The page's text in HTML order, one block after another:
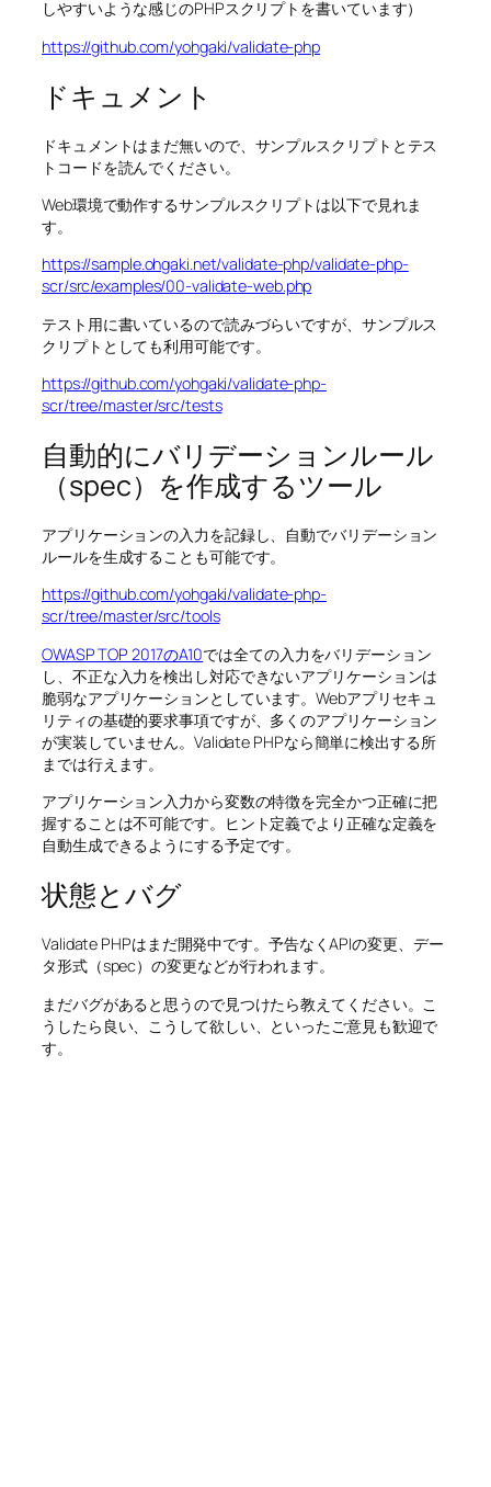
しやすいような感じのPHPスクリプトを書いています）
https://github.com/yohgaki/validate-php
ドキュメント
ドキュメントはまだ無いので、サンプルスクリプトとテス
トコードを読んでください。
Web環境で動作するサンプルスクリプトは以下で見れま
す。
https://sample.ohgaki.net/validate-php/validate-php-
scr/src/examples/00-validate-web.php
テスト用に書いているので読みづらいですが、サンプルス
クリプトとしても利用可能です。
https://github.com/yohgaki/validate-php-
scr/tree/master/src/tests
自動的にバリデーションルール
（spec）を作成するツール
アプリケーションの入力を記録し、自動でバリデーション
ルールを生成することも可能です。
https://github.com/yohgaki/validate-php-
scr/tree/master/src/tools
OWASP TOP 2017のA10では全ての入力をバリデーション
し、不正な入力を検出し対応できないアプリケーションは
脆弱なアプリケーションとしています。Webアプリセキュ
リティの基礎的要求事項ですが、多くのアプリケーション
が実装していません。Validate PHPなら簡単に検出する所
までは行えます。
アプリケーション入力から変数の特徴を完全かつ正確に把
握することは不可能です。ヒント定義でより正確な定義を
自動生成できるようにする予定です。
状態とバグ
Validate PHPはまだ開発中です。予告なくAPIの変更、デー
タ形式（spec）の変更などが行われます。
まだバグがあると思うので見つけたら教えてください。こ
うしたら良い、こうして欲しい、といったご意見も歓迎で
す。